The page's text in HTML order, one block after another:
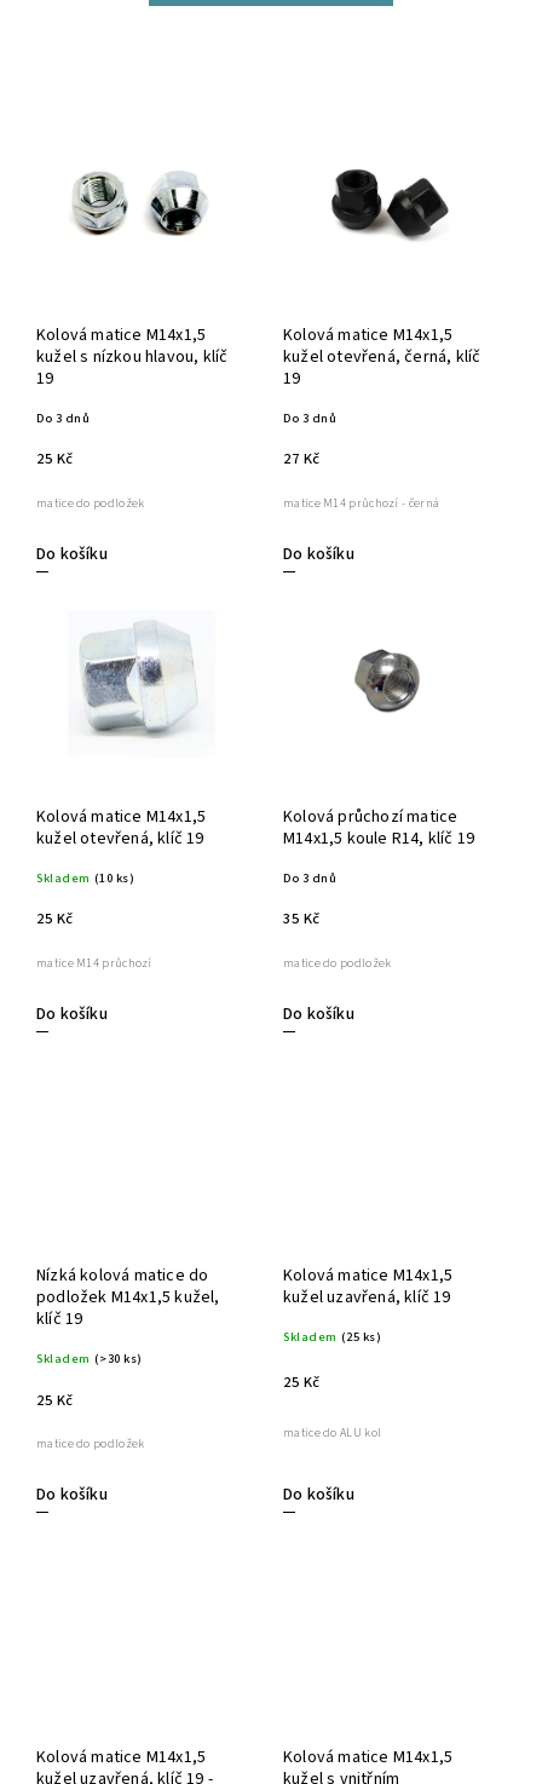
Kolová matice M14x1,5
kužel s nízkou hlavou, klíč
19
Do 3 dnů
25 Kč
Do košíku
matice do podložek
Kolová matice M14x1,5
kužel otevřená, černá, klíč
19
Do 3 dnů
27 Kč
Do košíku
matice M14 průchozí - černá
Kolová matice M14x1,5
kužel otevřená, klíč 19
Skladem (10 ks)
25 Kč
Do košíku
matice M14 průchozí
Kolová průchozí matice
M14x1,5 koule R14, klíč 19
Do 3 dnů
35 Kč
Do košíku
matice do podložek
Nízká kolová matice do
podložek M14x1,5 kužel,
klíč 19
Skladem (>30 ks)
25 Kč
Do košíku
matice do podložek
Kolová matice M14x1,5
kužel uzavřená, klíč 19
Skladem (25 ks)
25 Kč
Do košíku
matice do ALU kol
Kolová matice M14x1,5
Kolová matice M14x1,5